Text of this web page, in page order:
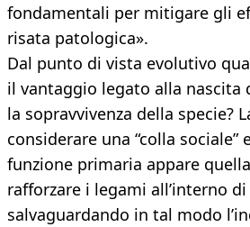
fondamentali per mitigare gli
risata patologica».
Dal punto di vista evolutivo
il vantaggio legato alla nascita
la sopravvivenza della specie?
considerare una “colla sociale”
funzione primaria appare
rafforzare i legami all’interno
salvaguardando in tal modo